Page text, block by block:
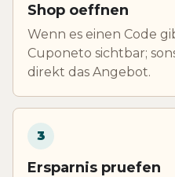
Shop oeffnen
Wenn es einen Code
Cuponeto sichtbar;
direkt das Angebot.
3
Ersparnis pruefen